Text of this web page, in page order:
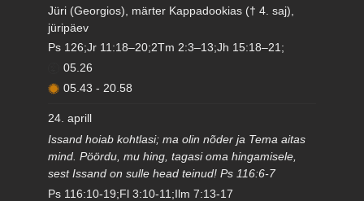
Jüri (Georgios), märter Kappadookias († 4. saj),
jüripäev
Ps 126;Jr 11:18–20;2Tm 2:3–13;Jh 15:18–21;
05.26
05.43 - 20.58
24. aprill
Issand hoiab kohtlasi; ma olin nõder ja Tema aitas
mind. Pöördu, mu hing, tagasi oma hingamisele,
sest Issand on sulle head teinud! Ps 116:6-7
Ps 116:10-19;Fl 3:10-11;Ilm 7:13-17